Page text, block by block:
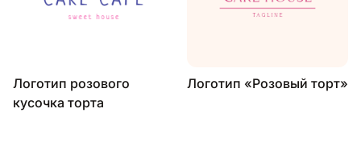
Логотип розового
кусочка торта
Логотип «Розовый торт»